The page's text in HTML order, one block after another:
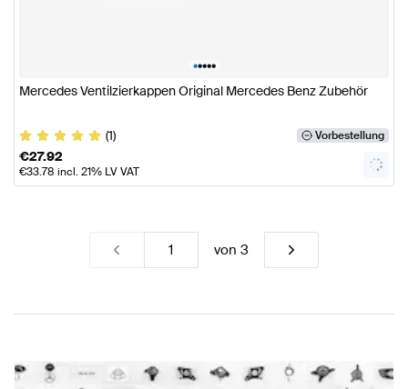
•••••
Mercedes Ventilzierkappen Original Mercedes Benz Zubehör
(1) Vorbestellung
€27.92
€33.78 incl. 21% LV VAT
von 3